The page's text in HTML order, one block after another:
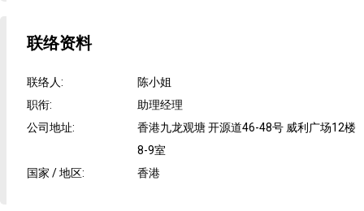
联络资料
联络人:
陈小姐
职衔:
助理经理
公司地址:
香港九龙观塘 开源道46-48号 威利广场12楼
8-9室
国家 / 地区: 香港